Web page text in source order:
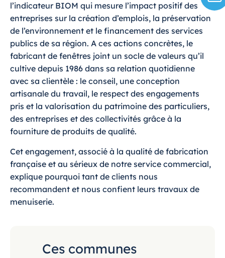
l’indicateur BIOM qui mesure l’impact positif des
entreprises sur la création d’emplois, la préservation
de l’environnement et le financement des services
publics de sa région. A ces actions concrètes, le
fabricant de fenêtres joint un socle de valeurs qu’il
cultive depuis 1986 dans sa relation quotidienne
avec sa clientèle : le conseil, une conception
artisanale du travail, le respect des engagements
pris et la valorisation du patrimoine des particuliers,
des entreprises et des collectivités grâce à la
fourniture de produits de qualité.
Cet engagement, associé à la qualité de fabrication
française et au sérieux de notre service commercial,
explique pourquoi tant de clients nous
recommandent et nous confient leurs travaux de
menuiserie.
Ces communes